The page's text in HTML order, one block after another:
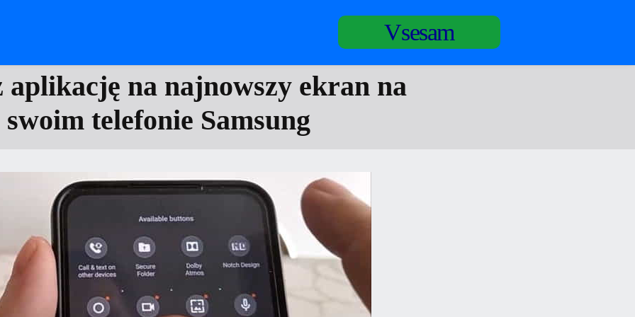
Vsesam
aplikację na najnowszy ekran na
swoim telefonie Samsung